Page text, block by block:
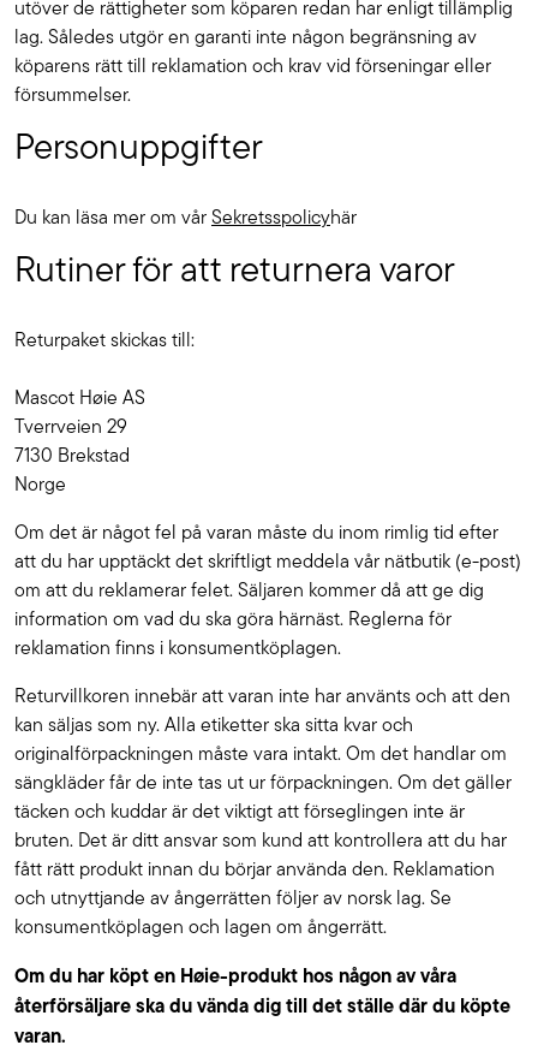
utöver de rättigheter som köparen redan har enligt tillämplig
lag. Således utgör en garanti inte någon begränsning av
köparens rätt till reklamation och krav vid förseningar eller
försummelser.
Personuppgifter
Du kan läsa mer om vårSekretsspolicyhär
Rutiner för att returnera varor
Returpaket skickas till:
Mascot Høie AS
Tverrveien 29
7130 Brekstad
Norge
Om det är något fel på varan måste du inom rimlig tid efter
att du har upptäckt det skriftligt meddela vår nätbutik (e-post)
om att du reklamerar felet. Säljaren kommer då att ge dig
information om vad du ska göra härnäst. Reglerna för
reklamation finns i konsumentköplagen.
Returvillkoren innebär att varan inte har använts och att den
kan säljas som ny. Alla etiketter ska sitta kvar och
originalförpackningen måste vara intakt. Om det handlar om
sängkläder får de inte tas ut ur förpackningen. Om det gäller
täcken och kuddar är det viktigt att förseglingen inte är
bruten. Det är ditt ansvar som kund att kontrollera att du har
fått rätt produkt innan du börjar använda den. Reklamation
och utnyttjande av ångerrätten följer av norsk lag. Se
konsumentköplagen och lagen om ångerrätt.
Om du har köpt en Høie-produkt hos någon av våra
återförsäljare ska du vända dig till det ställe där du köpte
varan.